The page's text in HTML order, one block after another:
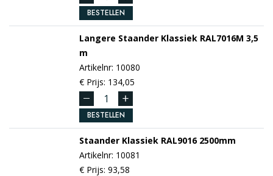
BESTELLEN
Langere Staander Klassiek RAL7016M 3,5
m
Artikelnr: 10080
€ Prijs: 134,05
BESTELLEN
Staander Klassiek RAL90162500mm
Artikelnr: 10081
€ Prijs: 93,58